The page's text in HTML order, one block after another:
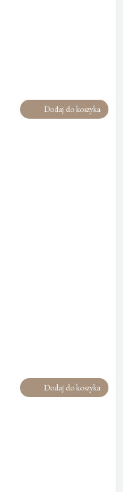
Dodaj do koszyka
Dodaj do koszyka